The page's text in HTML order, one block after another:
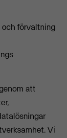
förvaltning
att
Vi